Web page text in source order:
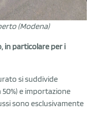
(Modena)
in particolare per i
si suddivide
e importazione
sono esclusivamente